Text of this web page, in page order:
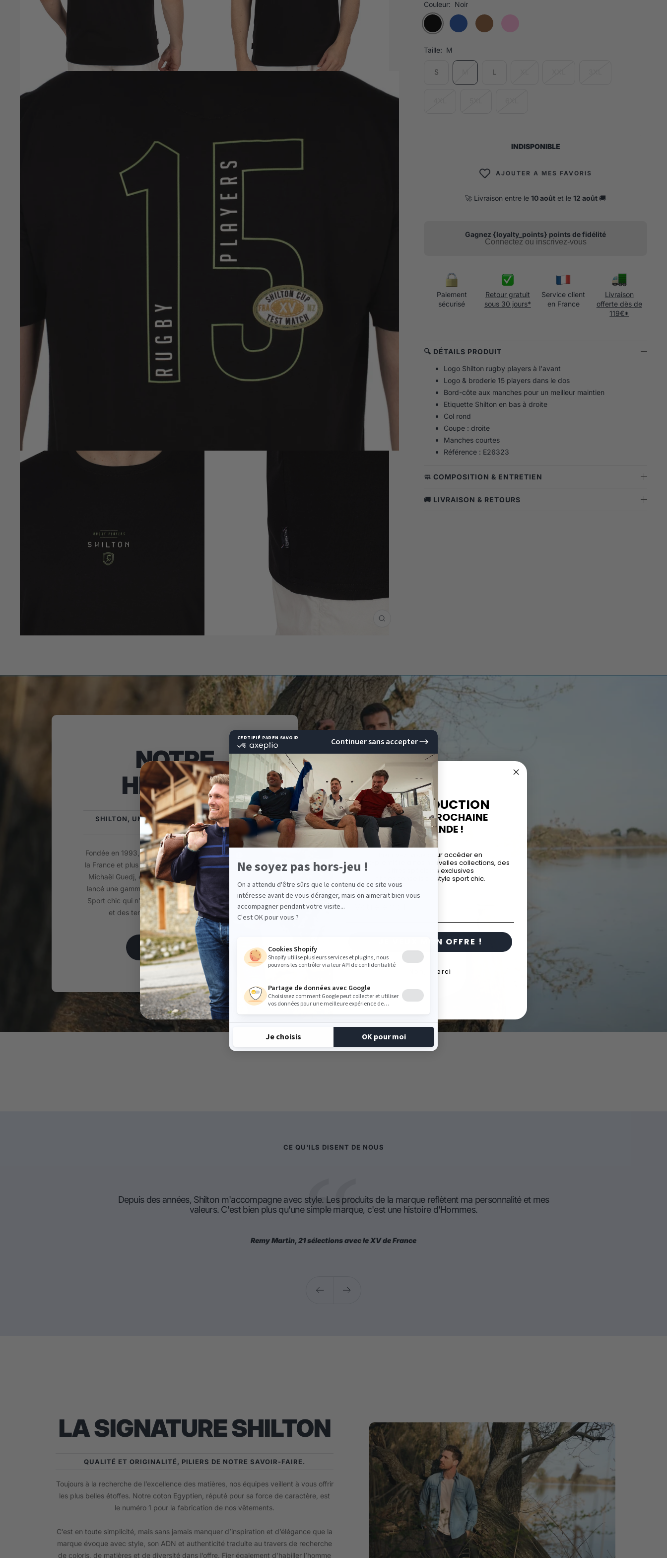
Zoom
Couleur: Noir
Taille: M
S L
INDISPONIBLE
AJOUTER A MES FAVORIS
🚀 Livraison entre le 10 août et le 12 août 🚚
Gagnez {loyalty_points} points de fidélité
Connectez ou inscrivez-vous
Paiement
sécurisé
Retour gratuit
sous 30 jours*
Service client
en France
Livraison
offerte dès de
119€*
🔍 DÉTAILS PRODUIT
Logo Shilton rugby players à l'avant
Logo & broderie 15 players dans le dos
Bord-côte aux manches pour un meilleur maintien
Etiquette Shilton en bas à droite
Col rond
Coupe : droite
Manches courtes
Référence : E26323
🧼 COMPOSITION & ENTRETIEN
🚚 LIVRAISON & RETOURS
NOTRE
HISTOIRE
SHILTON, UNE MARQUE SPORTSWEAR BIEN
FRANÇAISE !
Fondée en 1993, la Marque Shilton est issue du Sud de
la France et plus précisément du Biterrois. Son créateur
Michaël Guedj, enfant du pays passionné de sports a
lancé une gamme de Prêt-à-porter Masculine orientée
Sport chic qui n’a de cesse d’évoluer au gré du temps
et des tendances depuis plus de 25 ans.
EN SAVOIR PLUS
CE QU'ILS DISENT DE NOUS
Depuis des années, Shilton m'accompagne avec style. Les produits de la marque reflètent ma personnalité et mes
valeurs. C'est bien plus qu'une simple marque, c'est une histoire d'Hommes.
Remy Martin, 21 sélections avec le XV de France
PrécédentSuivant
LA SIGNATURE SHILTON
QUALITÉ ET ORIGINALITÉ, PILIERS DE NOTRE SAVOIR-FAIRE.
Toujours à la recherche de l’excellence des matières, nos équipes veillent à vous offrir
les plus belles étoffes. Notre coton Egyptien, réputé pour sa force de caractère, est
le numéro 1 pour la fabrication de nos vêtements.
C’est en toute simplicité, mais sans jamais manquer d’inspiration et d’élégance que la
marque évoque avec style, son ADN et authenticité traduite au travers de recherche
de coloris, de matières et de diversité dans l’offre. Fier également d’habiller l’homme
10%DE RÉDUCTION
SUR VOTRE PROCHAINE
COMMANDE !
Inscrivez-vous pour accéder en
avant-première à nos nouvelles collections, des
offres spéciales exclusives
et des conseils de style sport chic.
JE VEUX MON OFFRE !
Non, merci